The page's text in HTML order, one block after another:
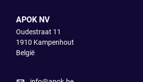
APOK NV
Oudestraat 11
1910 Kampenhout
België